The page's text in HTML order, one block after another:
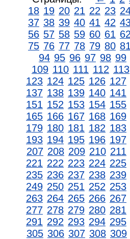
18 19 20 21 22 23
37 38 39 40 41 42
56 57 58 59 60 61 62
75 76 77 78 79 80 81
94 95 96 97 98 99
109 110 111 112 113
123 124 125 126 127
137 138 139 140 141
151 152 153 154 155
165 166 167 168 169
179 180 181 182 183
193 194 195 196 197
207 208 209 210 211
221 222 223 224 225
235 236 237 238 239
249 250 251 252 253
263 264 265 266 267
277 278 279 280 281
291 292 293 294 295
305 306 307 308 309